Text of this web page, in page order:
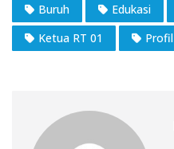
Buruh Edukasi
Ketua RT 01
Profil